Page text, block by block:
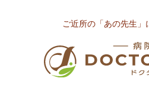
ご近所の「あの先生」